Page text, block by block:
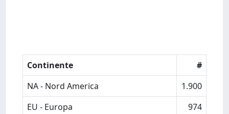
Continente
#
NA - Nord America
1.900
EU - Europa
974